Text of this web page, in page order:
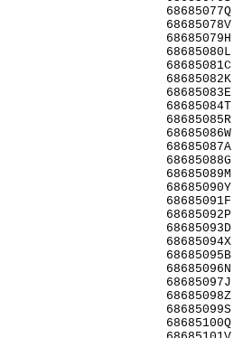
68685077Q
68685078V
68685079H
68685080L
68685081C
68685082K
68685083E
68685084T
68685085R
68685086W
68685087A
68685088G
68685089M
68685090Y
68685091F
68685092P
68685093D
68685094X
68685095B
68685096N
68685097J
68685098Z
68685099S
68685100Q